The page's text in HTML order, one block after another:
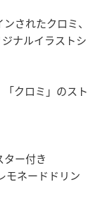
されたクロミ、
ナルイラストシ
クロミ」のスト
ー付き
モネードドリン